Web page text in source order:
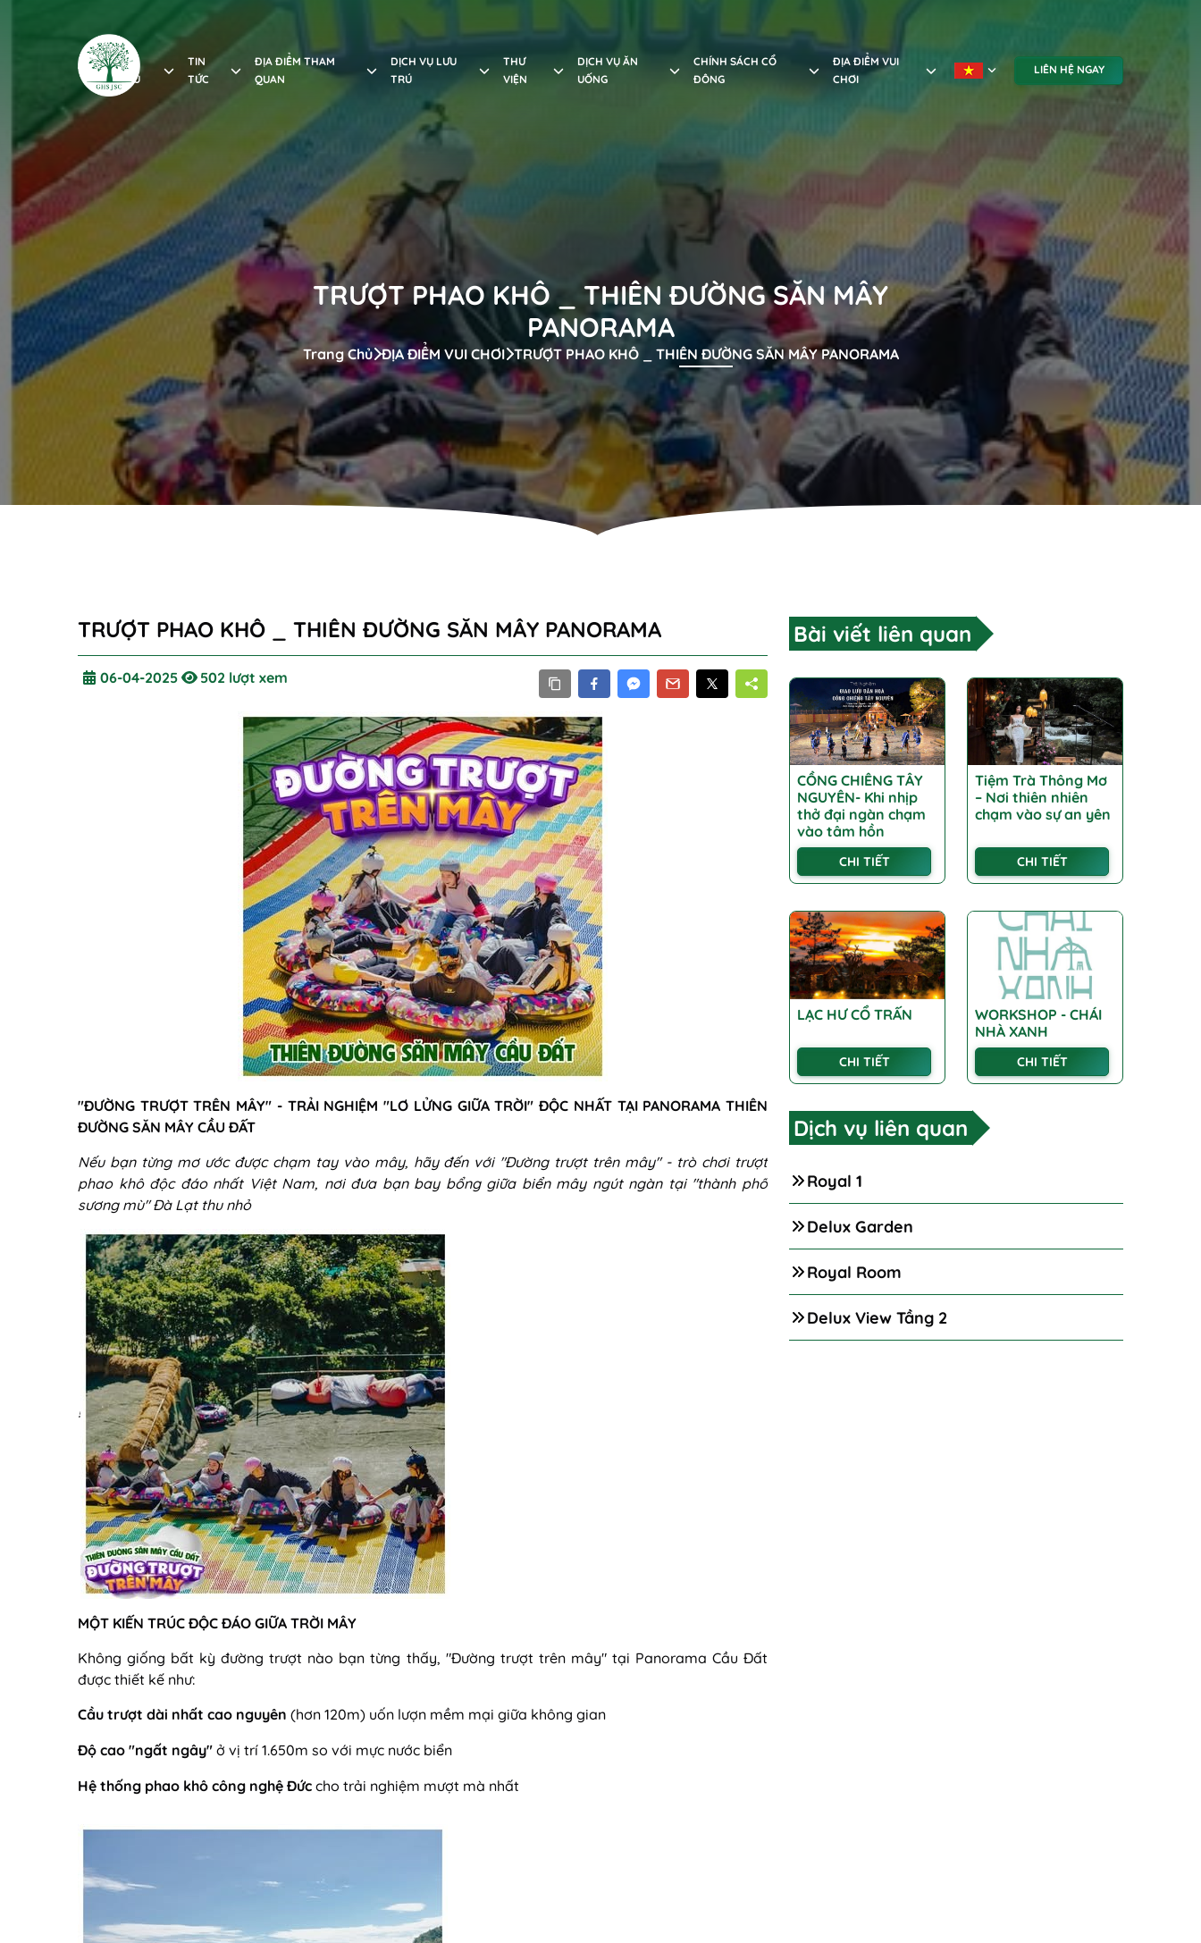
GIỚI
THIỆU
TIN
TỨC
ĐỊA ĐIỂM THAM
QUAN
DỊCH VỤ LƯU
TRÚ
THƯ
VIỆN
DỊCH VỤ ĂN
UỐNG
CHÍNH SÁCH CỔ
ĐÔNG
ĐỊA ĐIỂM VUI
CHƠI
LIÊN HỆ NGAY
TRƯỢT PHAO KHÔ _ THIÊN ĐƯỜNG SĂN MÂY
PANORAMA
Trang Chủ ĐỊA ĐIỂM VUI CHƠI TRƯỢT PHAO KHÔ _ THIÊN ĐƯỜNG SĂN MÂY PANORAMA
TRƯỢT PHAO KHÔ _ THIÊN ĐƯỜNG SĂN MÂY PANORAMA
06-04-2025 502 lượt xem
"ĐƯỜNG TRƯỢT TRÊN MÂY" - TRẢI NGHIỆM "LƠ LỬNG GIỮA TRỜI" ĐỘC NHẤT TẠI PANORAMA THIÊN
ĐƯỜNG SĂN MÂY CẦU ĐẤT
Nếu bạn từng mơ ước được chạm tay vào mây, hãy đến với "Đường trượt trên mây" - trò chơi trượt
phao khô độc đáo nhất Việt Nam, nơi đưa bạn bay bổng giữa biển mây ngút ngàn tại "thành phố
sương mù" Đà Lạt thu nhỏ
!
MỘT KIẾN TRÚC ĐỘC ĐÁO GIỮA TRỜI MÂY
Không giống bất kỳ đường trượt nào bạn từng thấy, "Đường trượt trên mây" tại Panorama Cầu Đất
được thiết kế như:
Cầu trượt dài nhất cao nguyên (hơn 120m) uốn lượn mềm mại giữa không gian
Độ cao "ngất ngây" ở vị trí 1.650m so với mực nước biển
Hệ thống phao khô công nghệ Đức cho trải nghiệm mượt mà nhất
Bài viết liên quan
CỒNG CHIÊNG TÂY
NGUYÊN- Khi nhịp
thở đại ngàn chạm
vào tâm hồn
CHI TIẾT
Tiệm Trà Thông Mơ
– Nơi thiên nhiên
chạm vào sự an yên
CHI TIẾT
LẠC HƯ CỔ TRẤN
CHI TIẾT
WORKSHOP - CHÁI
NHÀ XANH
CHI TIẾT
Dịch vụ liên quan
Royal 1
Delux Garden
Royal Room
Delux View Tầng 2